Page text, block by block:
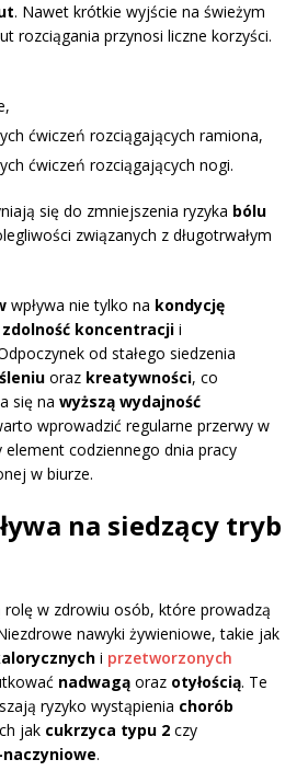
. Nawet krótkie wyjście na świeżym
rozciągania przynosi liczne korzyści.
ćwiczeń rozciągających ramiona,
ćwiczeń rozciągających nogi.
się do zmniejszenia ryzyka bólu
związanych z długotrwałym
wpływa nie tylko na kondycję
zdolność koncentracji i
od stałego siedzenia
oraz kreatywności, co
się na wyższą wydajność
wprowadzić regularne przerwy w
element codziennego dnia pracy
w biurze.
na siedzący tryb
w zdrowiu osób, które prowadzą
nawyki żywieniowe, takie jak
i przetworzonych
nadwagą oraz otyłością. Te
ryzyko wystąpienia chorób
jak cukrzyca typu 2 czy
.